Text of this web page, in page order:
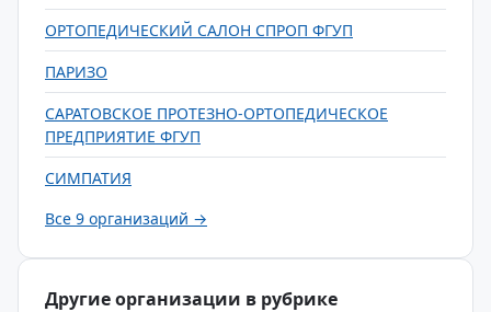
ОРТОПЕДИЧЕСКИЙ САЛОН СПРОП ФГУП
ПАРИЗО
САРАТОВСКОЕ ПРОТЕЗНО-ОРТОПЕДИЧЕСКОЕ
ПРЕДПРИЯТИЕ ФГУП
СИМПАТИЯ
Все 9 организаций →
Другие организации в рубрике